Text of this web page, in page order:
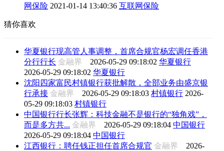
网保险 2021-01-14 13:40:36 互联网保险
猜你喜欢
华夏银行现高管人事调整，首席合规官杨宏调任香港
分行行长 金融界 2026-05-29 09:18:02 华夏银行
2026-05-29 09:18:02 华夏银行
沈阳四家富民村镇银行获批解散，全部业务由盛京银
行承接 金融界 2026-05-29 09:18:03 村镇银行 2026-
05-29 09:18:03 村镇银行
中国银行行长张辉：科技金融不是银行的“独角戏”，
而是多方共... 金融界 2026-05-29 09:18:04 中国银行
2026-05-29 09:18:04 中国银行
江西银行：聘任钱正担任首席合规官 金融界 2026-